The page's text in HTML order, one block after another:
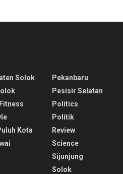
Solok
Kota
Pekanbaru
Pesisir Selatan
Politics
Politik
Review
Science
Sijunjung
Solok